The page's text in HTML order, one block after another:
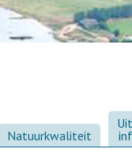
Natuurkwaliteit